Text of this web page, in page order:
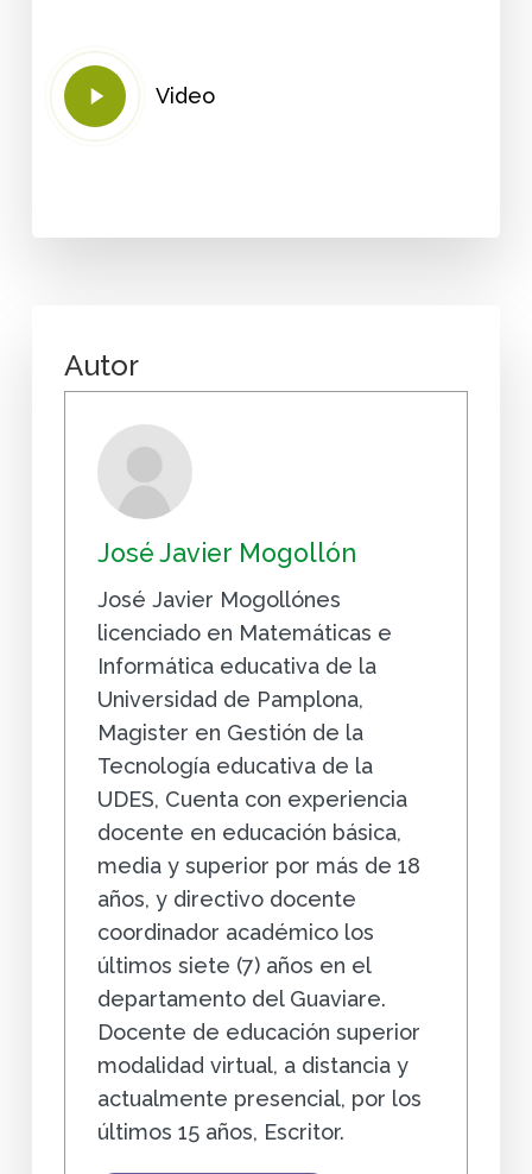
Play
Video
Video
Autor
José Javier Mogollón
José Javier Mogollónes
licenciado en Matemáticas e
Informática educativa de la
Universidad de Pamplona,
Magister en Gestión de la
Tecnología educativa de la
UDES, Cuenta con experiencia
docente en educación básica,
media y superior por más de 18
años, y directivo docente
coordinador académico los
últimos siete (7) años en el
departamento del Guaviare.
Docente de educación superior
modalidad virtual, a distancia y
actualmente presencial, por los
últimos 15 años, Escritor.